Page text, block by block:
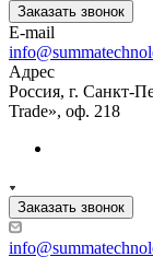
Заказать звонок
E-mail
Адрес
Россия, г. Санкт-
Trade», оф. 218
Заказать звонок